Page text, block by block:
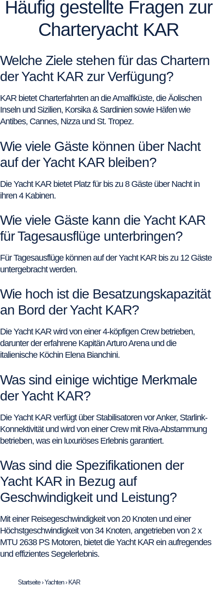
Häufig gestellte Fragen zur
Charteryacht KAR
Welche Ziele stehen für das Chartern
der Yacht KAR zur Verfügung?
KAR bietet Charterfahrten an die Amalfiküste, die Äolischen
Inseln und Sizilien, Korsika & Sardinien sowie Häfen wie
Antibes, Cannes, Nizza und St. Tropez.
Wie viele Gäste können über Nacht
auf der Yacht KAR bleiben?
Die Yacht KAR bietet Platz für bis zu 8 Gäste über Nacht in
ihren 4 Kabinen.
Wie viele Gäste kann die Yacht KAR
für Tagesausflüge unterbringen?
Für Tagesausflüge können auf der Yacht KAR bis zu 12 Gäste
untergebracht werden.
Wie hoch ist die Besatzungskapazität
an Bord der Yacht KAR?
Die Yacht KAR wird von einer 4-köpfigen Crew betrieben,
darunter der erfahrene Kapitän Arturo Arena und die
italienische Köchin Elena Bianchini.
Was sind einige wichtige Merkmale
der Yacht KAR?
Die Yacht KAR verfügt über Stabilisatoren vor Anker, Starlink-
Konnektivität und wird von einer Crew mit Riva-Abstammung
betrieben, was ein luxuriöses Erlebnis garantiert.
Was sind die Spezifikationen der
Yacht KAR in Bezug auf
Geschwindigkeit und Leistung?
Mit einer Reisegeschwindigkeit von 20 Knoten und einer
Höchstgeschwindigkeit von 34 Knoten, angetrieben von 2 x
MTU 2638 PS Motoren, bietet die Yacht KAR ein aufregendes
und effizientes Segelerlebnis.
Startseite›Yachten› KAR